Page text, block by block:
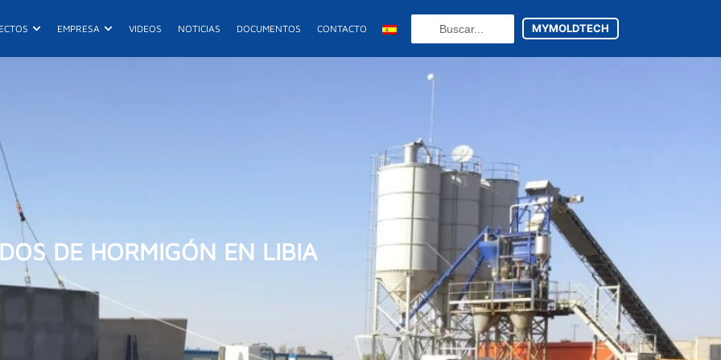
Abrir Proyectos
EMPRESA Abrir Empresa
VIDEOS NOTICIAS DOCUMENTOS CONTACTO MYMOLDTECH
DE HORMIGÓN EN LIBIA